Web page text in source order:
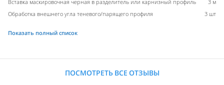
Вставка маскировочная черная в разделитель или карнизный профиль
3 м
Обработка внешнего угла теневого/парящего профиля
3 шт
Показать полный список
ПОСМОТРЕТЬ ВСЕ ОТЗЫВЫ